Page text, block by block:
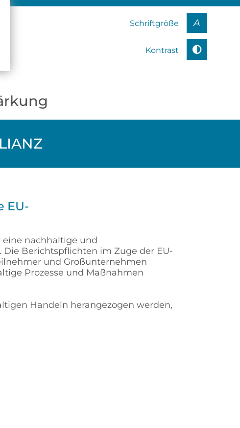
Schriftgröße A
Kontrast
EU-
eine nachhaltige und
Berichtspflichten im Zuge der EU-
und Großunternehmen
Prozesse und Maßnahmen
Handeln herangezogen werden,